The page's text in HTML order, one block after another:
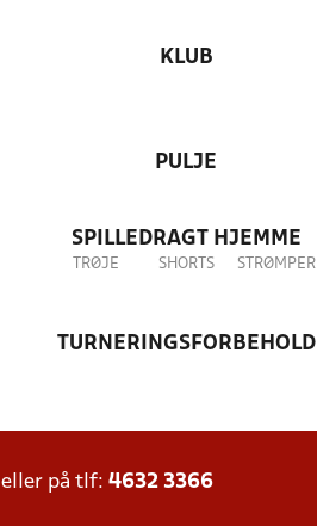
KLUB
PULJE
SPILLEDRAGT HJEMME
TRØJE SHORTS STRØMPER
TURNERINGSFORBEHOLD
eller på tlf: 4632 3366